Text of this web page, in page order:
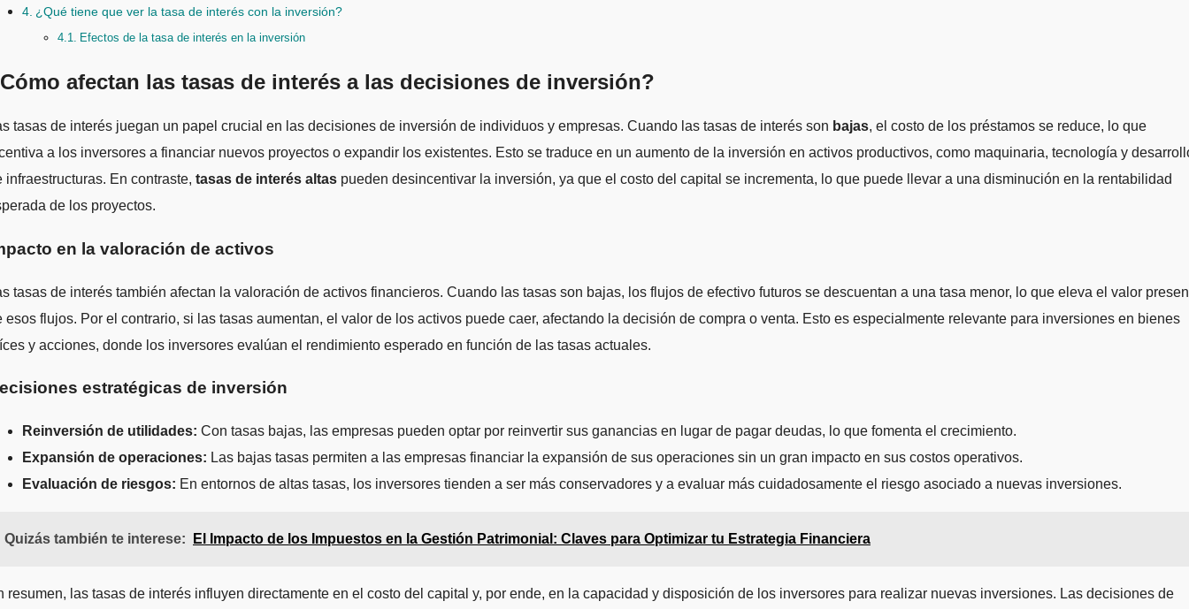
¿Qué tiene que ver la tasa de interés con la inversión?
Efectos de la tasa de interés en la inversión
afectan las tasas de interés a las decisiones de inversión?
tasas de interés juegan un papel crucial en las decisiones de inversión de individuos y empresas. Cuando las tasas de interés son bajas, el costo de los préstamos se reduce, lo que
a los inversores a financiar nuevos proyectos o expandir los existentes. Esto se traduce en un aumento de la inversión en activos productivos, como maquinaria, tecnología y
infraestructuras. En contraste, tasas de interés altas pueden desincentivar la inversión, ya que el costo del capital se incrementa, lo que puede llevar a una disminución en la rentabilidad
de los proyectos.
en la valoración de activos
tasas de interés también afectan la valoración de activos financieros. Cuando las tasas son bajas, los flujos de efectivo futuros se descuentan a una tasa menor, lo que eleva el valor
esos flujos. Por el contrario, si las tasas aumentan, el valor de los activos puede caer, afectando la decisión de compra o venta. Esto es especialmente relevante para inversiones en bienes
y acciones, donde los inversores evalúan el rendimiento esperado en función de las tasas actuales.
estratégicas de inversión
Reinversión de utilidades: Con tasas bajas, las empresas pueden optar por reinvertir sus ganancias en lugar de pagar deudas, lo que fomenta el crecimiento.
Expansión de operaciones: Las bajas tasas permiten a las empresas financiar la expansión de sus operaciones sin un gran impacto en sus costos operativos.
Evaluación de riesgos: En entornos de altas tasas, los inversores tienden a ser más conservadores y a evaluar más cuidadosamente el riesgo asociado a nuevas inversiones.
Quizás también te interese: El Impacto de los Impuestos en la Gestión Patrimonial: Claves para Optimizar tu Estrategia Financiera
resumen, las tasas de interés influyen directamente en el costo del capital y, por ende, en la capacidad y disposición de los inversores para realizar nuevas inversiones. Las decisiones de